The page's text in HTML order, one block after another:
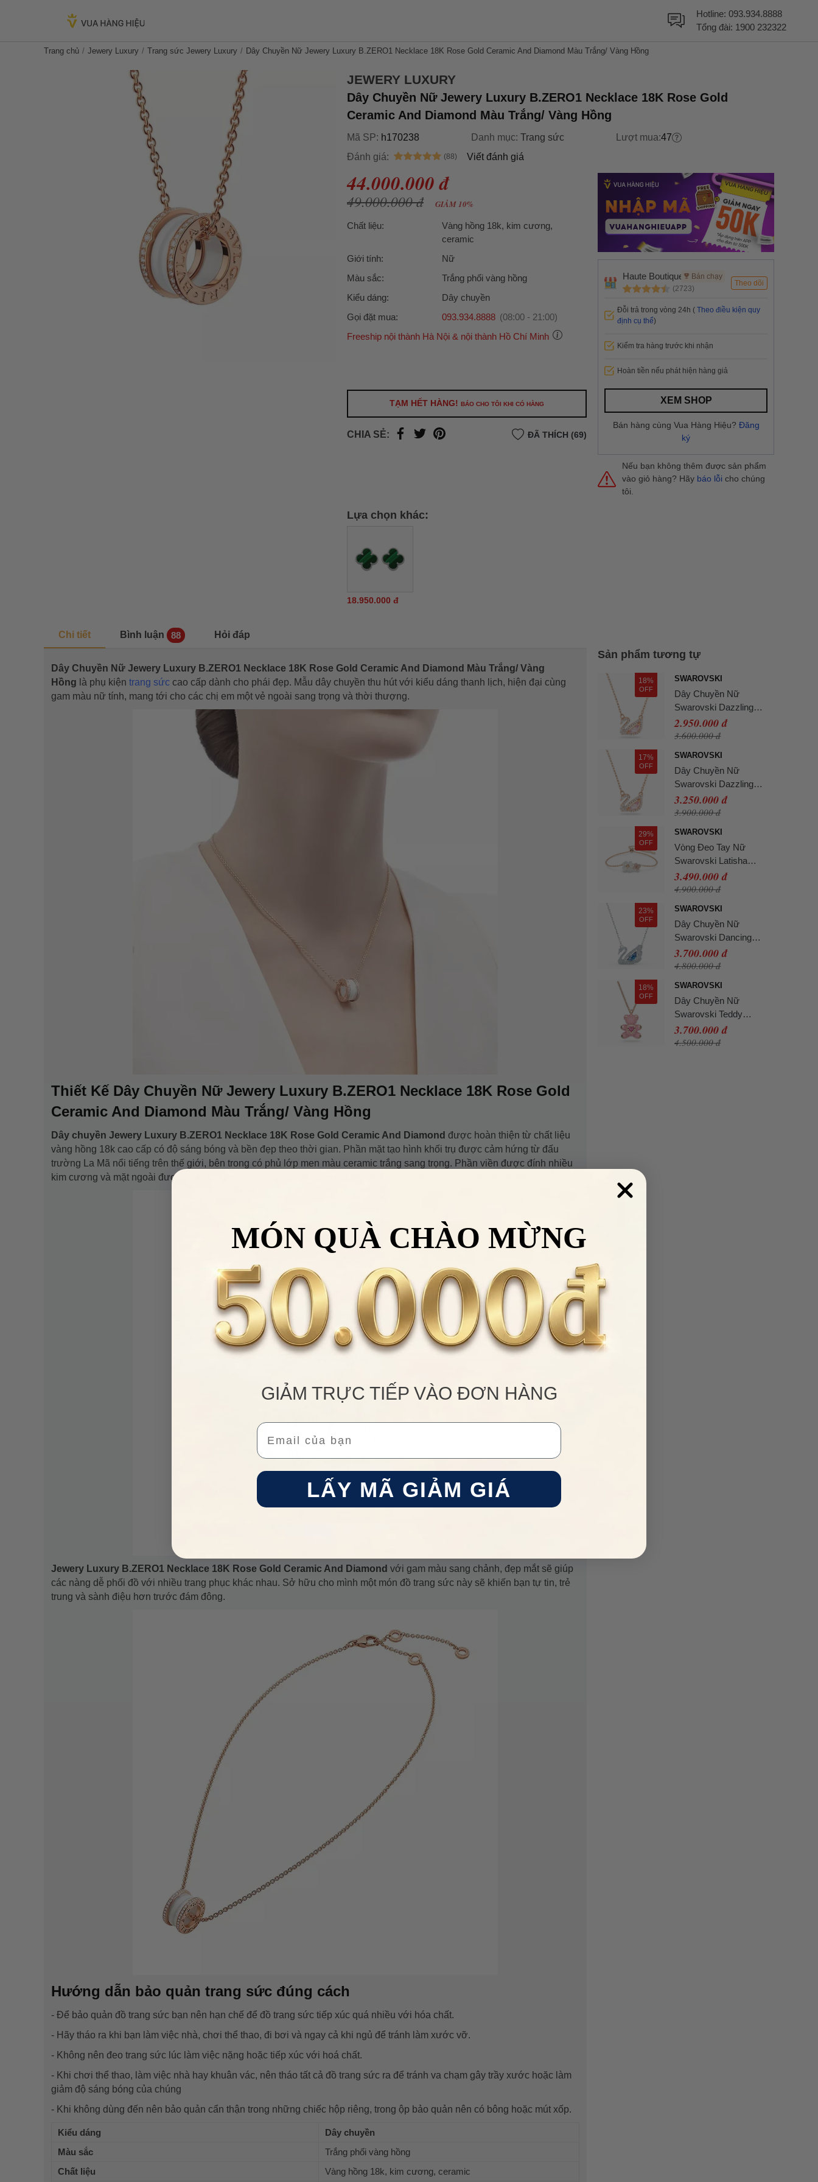
Hotline: 093.934.8888
Tổng đài: 1900 232322
Trang chủ Jewery Luxury Trang sức Jewery Luxury Dây Chuyền Nữ Jewery Luxury B.ZERO1 Necklace 18K Rose Gold Ceramic And Diamond Màu Trắng/ Vàng Hồng
JEWERY LUXURY
Dây Chuyền Nữ Jewery Luxury B.ZERO1 Necklace 18K Rose Gold
Ceramic And Diamond Màu Trắng/ Vàng Hồng
Mã SP: h170238 Danh mục: Trang sức Lượt mua:47
Đánh giá:
Viết đánh giá
44.000.000 đ
49.000.000 đ GIẢM 10%
Chất liệu:
Vàng hồng 18k, kim cương,
ceramic
Giới tính:
Nữ
Màu sắc:
Trắng phối vàng hồng
Kiểu dáng:
Dây chuyền
Gọi đặt mua:
093.934.8888 (08:00 - 21:00)
Freeship nội thành Hà Nội & nội thành Hồ Chí Minh
Hồ Chí Minh).
thành
Hồ Chí Minh
trong ngày hoặc Đơn hàng giao hỏa tốc theo yêu cầu
TẠM HẾT HÀNG! BÁO CHO TÔI KHI CÓ HÀNG
CHIA SẺ: ĐÃ THÍCH (69)
Lựa chọn khác:
18.950.000 đ
Chi tiết Bình luận 88 Hỏi đáp
Dây Chuyền Nữ Jewery Luxury B.ZERO1 Necklace 18K Rose Gold Ceramic And Diamond Màu Trắng/ Vàng
Hồng là phụ kiện trang sức cao cấp dành cho phái đẹp. Mẫu dây chuyền thu hút với kiểu dáng thanh lịch, hiện đại cùng
gam màu nữ tính, mang tới cho các chị em một vẻ ngoài sang trọng và thời thượng.
Thiết Kế Dây Chuyền Nữ Jewery Luxury B.ZERO1 Necklace 18K Rose Gold
Ceramic And Diamond Màu Trắng/ Vàng Hồng
Dây chuyền Jewery Luxury B.ZERO1 Necklace 18K Rose Gold Ceramic And Diamond được hoàn thiện từ chất liệu
vàng hồng 18k cao cấp có độ sáng bóng và bền đẹp theo thời gian. Phần mặt tạo hình khối trụ được cảm hứng từ đấu
trường La Mã nổi tiếng trên thế giới, bên trong có phủ lớp men màu ceramic trắng sang trọng. Phần viền được đính nhiều
kim cương và mặt ngoài được khắc tên thương hiệu nổi bật - một nét đặc trưng của hãng giúp các tín đồ dễ dàng nhận ra.
Jewery Luxury B.ZERO1 Necklace 18K Rose Gold Ceramic And Diamond với gam màu sang chảnh, đẹp mắt sẽ giúp
các nàng dễ phối đồ với nhiều trang phục khác nhau. Sở hữu cho mình một món đồ trang sức này sẽ khiến bạn tự tin, trẻ
trung và sành điệu hơn trước đám đông.
Hướng dẫn bảo quản trang sức đúng cách
- Để bảo quản đồ trang sức bạn nên hạn chế để đồ trang sức tiếp xúc quá nhiều với hóa chất.
- Hãy tháo ra khi bạn làm việc nhà, chơi thể thao, đi bơi và ngay cả khi ngủ để tránh làm xước vỡ.
- Không nên đeo trang sức lúc làm việc nặng hoặc tiếp xúc với hoá chất.
- Khi chơi thể thao, làm việc nhà hay khuân vác, nên tháo tất cả đồ trang sức ra để tránh va chạm gây trầy xước hoặc làm
giảm độ sáng bóng của chúng
- Khi không dùng đến nên bảo quản cẩn thận trong những chiếc hộp riêng, trong ộp bảo quản nên có bông hoặc mút xốp.
Kiểu dáng
Dây chuyền
Màu sắc
Trắng phối vàng hồng
Chất liệu
Vàng hồng 18k, kim cương, ceramic
Sản phẩm tương tự
18%
OFF
SWAROVSKI
Dây Chuyền Nữ
Swarovski Dazzling
Swan Necklace Multi-
Colored Rose-Gold Tone
Vàng Hồng
2.950.000 đ
3.600.000 đ
17%
OFF
SWAROVSKI
Dây Chuyền Nữ
Swarovski Dazzling
Swan Necklace Multi-
Colored Rose-Gold Tone
Vàng Hồng
3.250.000 đ
3.900.000 đ
29%
OFF
SWAROVSKI
Vòng Đeo Tay Nữ
Swarovski Latisha
Bracelet Flower,
Multicolored, Rose Gold-
Màu Vàng Hồng
3.490.000 đ
4.900.000 đ
23%
OFF
SWAROVSKI
Dây Chuyền Nữ
Swarovski Dancing
Swan Necklace, Blue,
Rhodium Plated
3.700.000 đ
4.800.000 đ
18%
OFF
SWAROVSKI
Dây Chuyền Nữ
Swarovski Teddy
Pendant Bear 5642976
Màu Vàng Hồng
3.700.000 đ
4.500.000 đ
Haute Boutique
Bán chạy
(2723)
Theo dõi
Đỗi trả trong vòng 24h ( Theo điều kiện quy
định cụ thể)
Kiểm tra hàng trước khi nhận
Hoàn tiền nếu phát hiện hàng giả
XEM SHOP
Bán hàng cùng Vua Hàng Hiệu? Đăng
ký
Nếu bạn không thêm được sản phẩm
vào giỏ hàng? Hãy báo lỗi cho chúng
tôi.
MÓN QUÀ CHÀO MỪNG
GIẢM TRỰC TIẾP VÀO ĐƠN HÀNG
Email
LẤY MÃ GIẢM GIÁ